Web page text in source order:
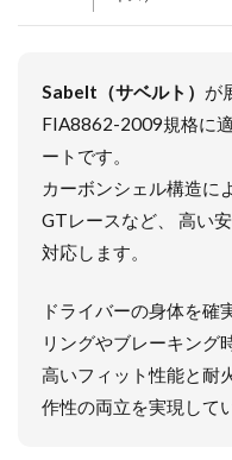
Sabelt（サベルト） が
FIA8862-2009規格に
ートです。
カーボンシェル構造に
GTレースなど、 高い
対応します。
ドライバーの身体を確
リングやブレーキング
高いフィット性能と耐
作性の両立を実現して